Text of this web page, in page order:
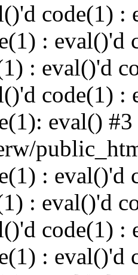
code(1) :
: eval()'d
: eval()'d
code(1) :
eval() #3
: eval()'d
: eval()'d
code(1) :
: eval()'d